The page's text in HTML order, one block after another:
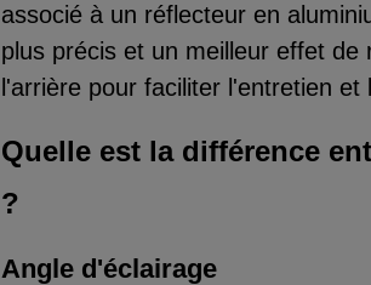
associé à un réflecteur en
plus précis et un meilleur effet
l'arrière pour faciliter l'entretien
Quelle est la différence
?
Angle d'éclairage